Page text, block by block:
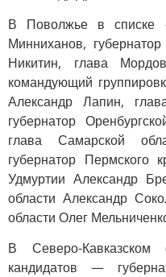
В Поволжье в списке
Минниханов,
Никитин, глава
командующий
Александр Лапин,
губернатор
глава Самарской
губернатор Пермского
Удмуртии Александр
области Александр
области Олег
В Северо-Кавказском
кандидатов —